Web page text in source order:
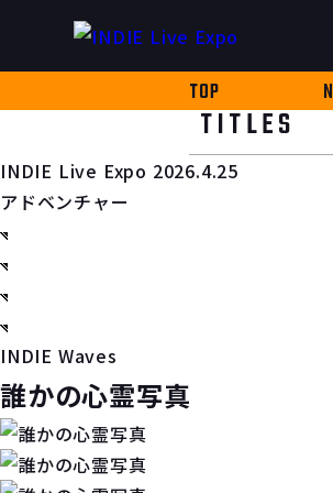
TOP
TITLES
INDIE Live Expo 2026.4.25
アドベンチャー
INDIE Waves
誰かの心霊写真